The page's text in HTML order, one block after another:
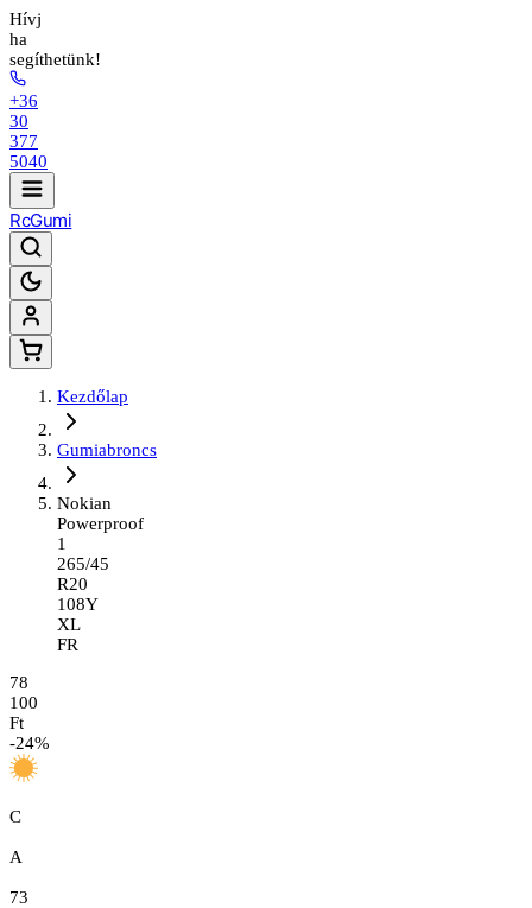
Hívj
ha
segíthetünk!
+36
30
377
5040
RcGumi
Kezdőlap
Gumiabroncs
Nokian
Powerproof
1
265/45
R20
108Y
XL
FR
78
100
Ft
-24%
C
A
73